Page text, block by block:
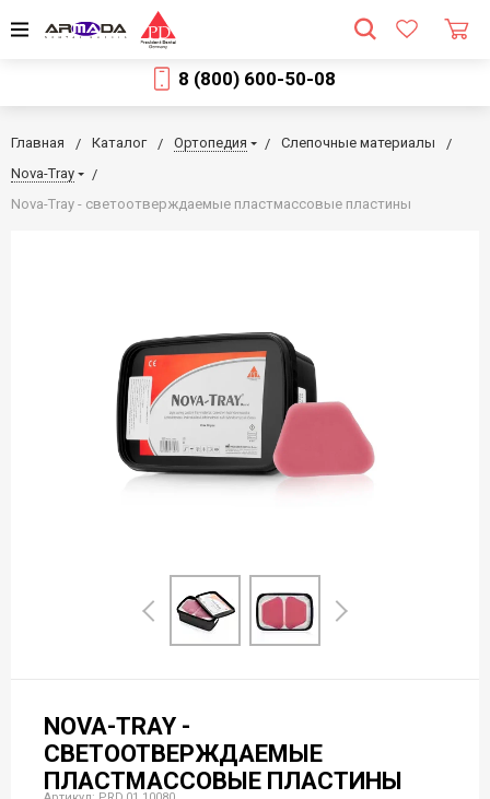
8 (800) 600-50-08
Главная Каталог Ортопедия
Слепочные материалы
Nova-Tray
Nova-Tray - светоотверждаемые пластмассовые пластины
NOVA-TRAY -
СВЕТООТВЕРЖДАЕМЫЕ
ПЛАСТМАССОВЫЕ ПЛАСТИНЫ